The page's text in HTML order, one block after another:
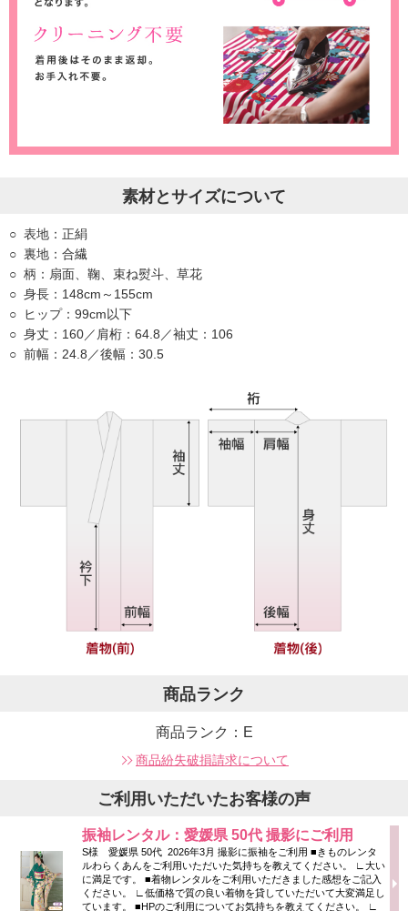
素材とサイズについて
表地：正絹
裏地：合繊
柄：扇面、鞠、束ね熨斗、草花
身長：148cm～155cm
ヒップ：99cm以下
身丈：160／肩桁：64.8／袖丈：106
前幅：24.8／後幅：30.5
商品ランク
商品ランク：E
商品紛失破損請求について
ご利用いただいたお客様の声
振袖レンタル：愛媛県 50代 撮影にご利用
S様 愛媛県 50代 2026年3月 撮影に振袖をご利用 ■きものレンタ
ルわらくあんをご利用いただいた気持ちを教えてください。 ∟大い
に満足です。 ■着物レンタルをご利用いただきました感想をご記入
ください。 ∟低価格で質の良い着物を貸していただいて大変満足し
ています。 ■HPのご利用についてお気持ちを教えてください。 ∟